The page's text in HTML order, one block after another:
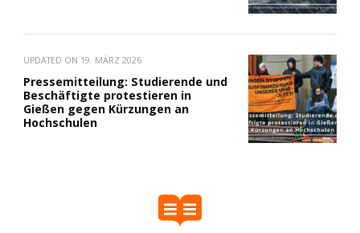
UPDATED ON 19. MÄRZ 2026
Pressemitteilung: Studierende und
Beschäftigte protestieren in
Gießen gegen Kürzungen an
Hochschulen